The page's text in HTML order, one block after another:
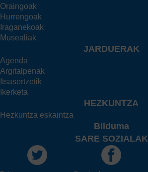
Oraingoak
Hurrengoak
Iraganekoak
Musealiak
JARDUERAK
Agenda
Argitalpenak
Itsasertzetik
Ikerketa
HEZKUNTZA
Hezkuntza eskaintza
Bilduma
SARE SOZIALAK